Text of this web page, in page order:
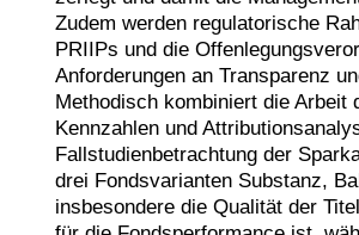
Zudem werden regulatorische
PRIIPs und die
Anforderungen an Transparenz
Methodisch kombiniert die Arbeit
Kennzahlen und
Fallstudienbetrachtung der
drei Fondsvarianten Substanz,
insbesondere die Qualität der